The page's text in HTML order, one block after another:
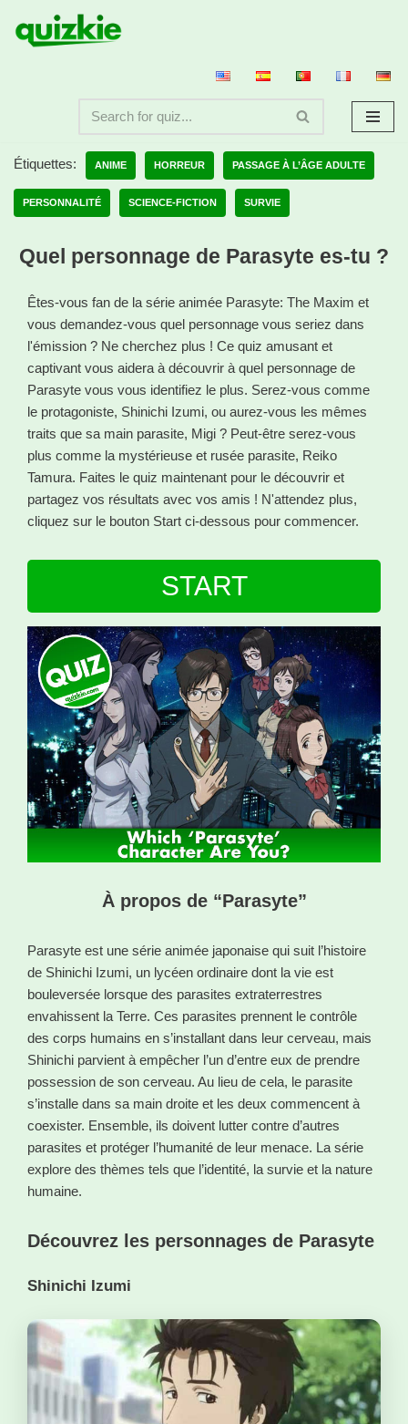
Aller
Étiquettes: ANIME HORREUR PASSAGE À L’ÂGE ADULTE
PERSONNALITÉ SCIENCE-FICTION SURVIE
Quel personnage de Parasyte es-tu ?
Êtes-vous fan de la série animée Parasyte: The Maxim et
vous demandez-vous quel personnage vous seriez dans
l'émission ? Ne cherchez plus ! Ce quiz amusant et
captivant vous aidera à découvrir à quel personnage de
Parasyte vous vous identifiez le plus. Serez-vous comme
le protagoniste, Shinichi Izumi, ou aurez-vous les mêmes
traits que sa main parasite, Migi ? Peut-être serez-vous
plus comme la mystérieuse et rusée parasite, Reiko
Tamura. Faites le quiz maintenant pour le découvrir et
partagez vos résultats avec vos amis ! N'attendez plus,
cliquez sur le bouton Start ci-dessous pour commencer.
START
À propos de “Parasyte”
Parasyte est une série animée japonaise qui suit l’histoire
de Shinichi Izumi, un lycéen ordinaire dont la vie est
bouleversée lorsque des parasites extraterrestres
envahissent la Terre. Ces parasites prennent le contrôle
des corps humains en s’installant dans leur cerveau, mais
Shinichi parvient à empêcher l’un d’entre eux de prendre
possession de son cerveau. Au lieu de cela, le parasite
s’installe dans sa main droite et les deux commencent à
coexister. Ensemble, ils doivent lutter contre d’autres
parasites et protéger l’humanité de leur menace. La série
explore des thèmes tels que l’identité, la survie et la nature
humaine.
Découvrez les personnages de Parasyte
Shinichi Izumi